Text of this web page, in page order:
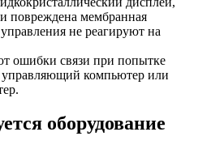
повреждена мембранная
не реагируют на
ошибки связи при попытке
управляющий компьютер или
оборудование